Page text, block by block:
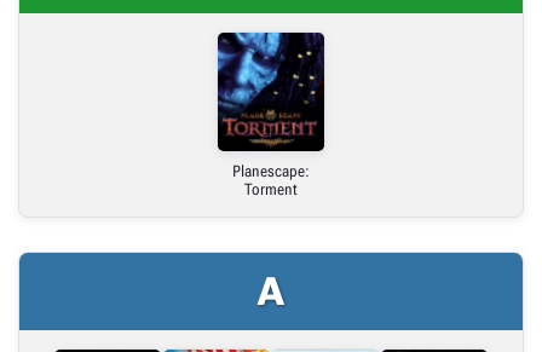
Link bezpośredni
Embed (iframe)
X (Twitter)
Link do grafiki poziomej
Link do grafiki pionowej
Planescape:
Torment
A